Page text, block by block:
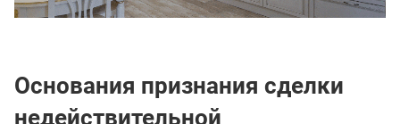
Основания признания сделки
недействительной